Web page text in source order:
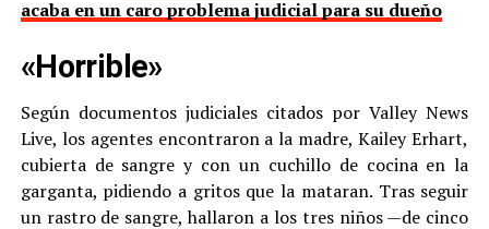
acaba en un caro problema judicial para su dueño
«Horrible»
Según documentos judiciales citados por Valley News
Live, los agentes encontraron a la madre, Kailey Erhart,
cubierta de sangre y con un cuchillo de cocina en la
garganta, pidiendo a gritos que la mataran. Tras seguir
un rastro de sangre, hallaron a los tres niños —de cinco